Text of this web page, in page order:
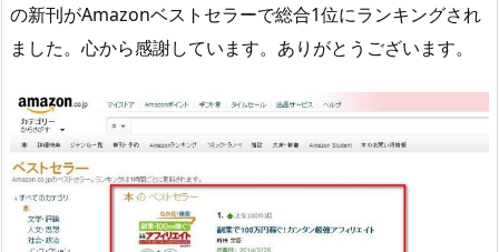
の新刊がAmazonベストセラーで総合1位にランキングされ
ました。心から感謝しています。ありがとうございます。